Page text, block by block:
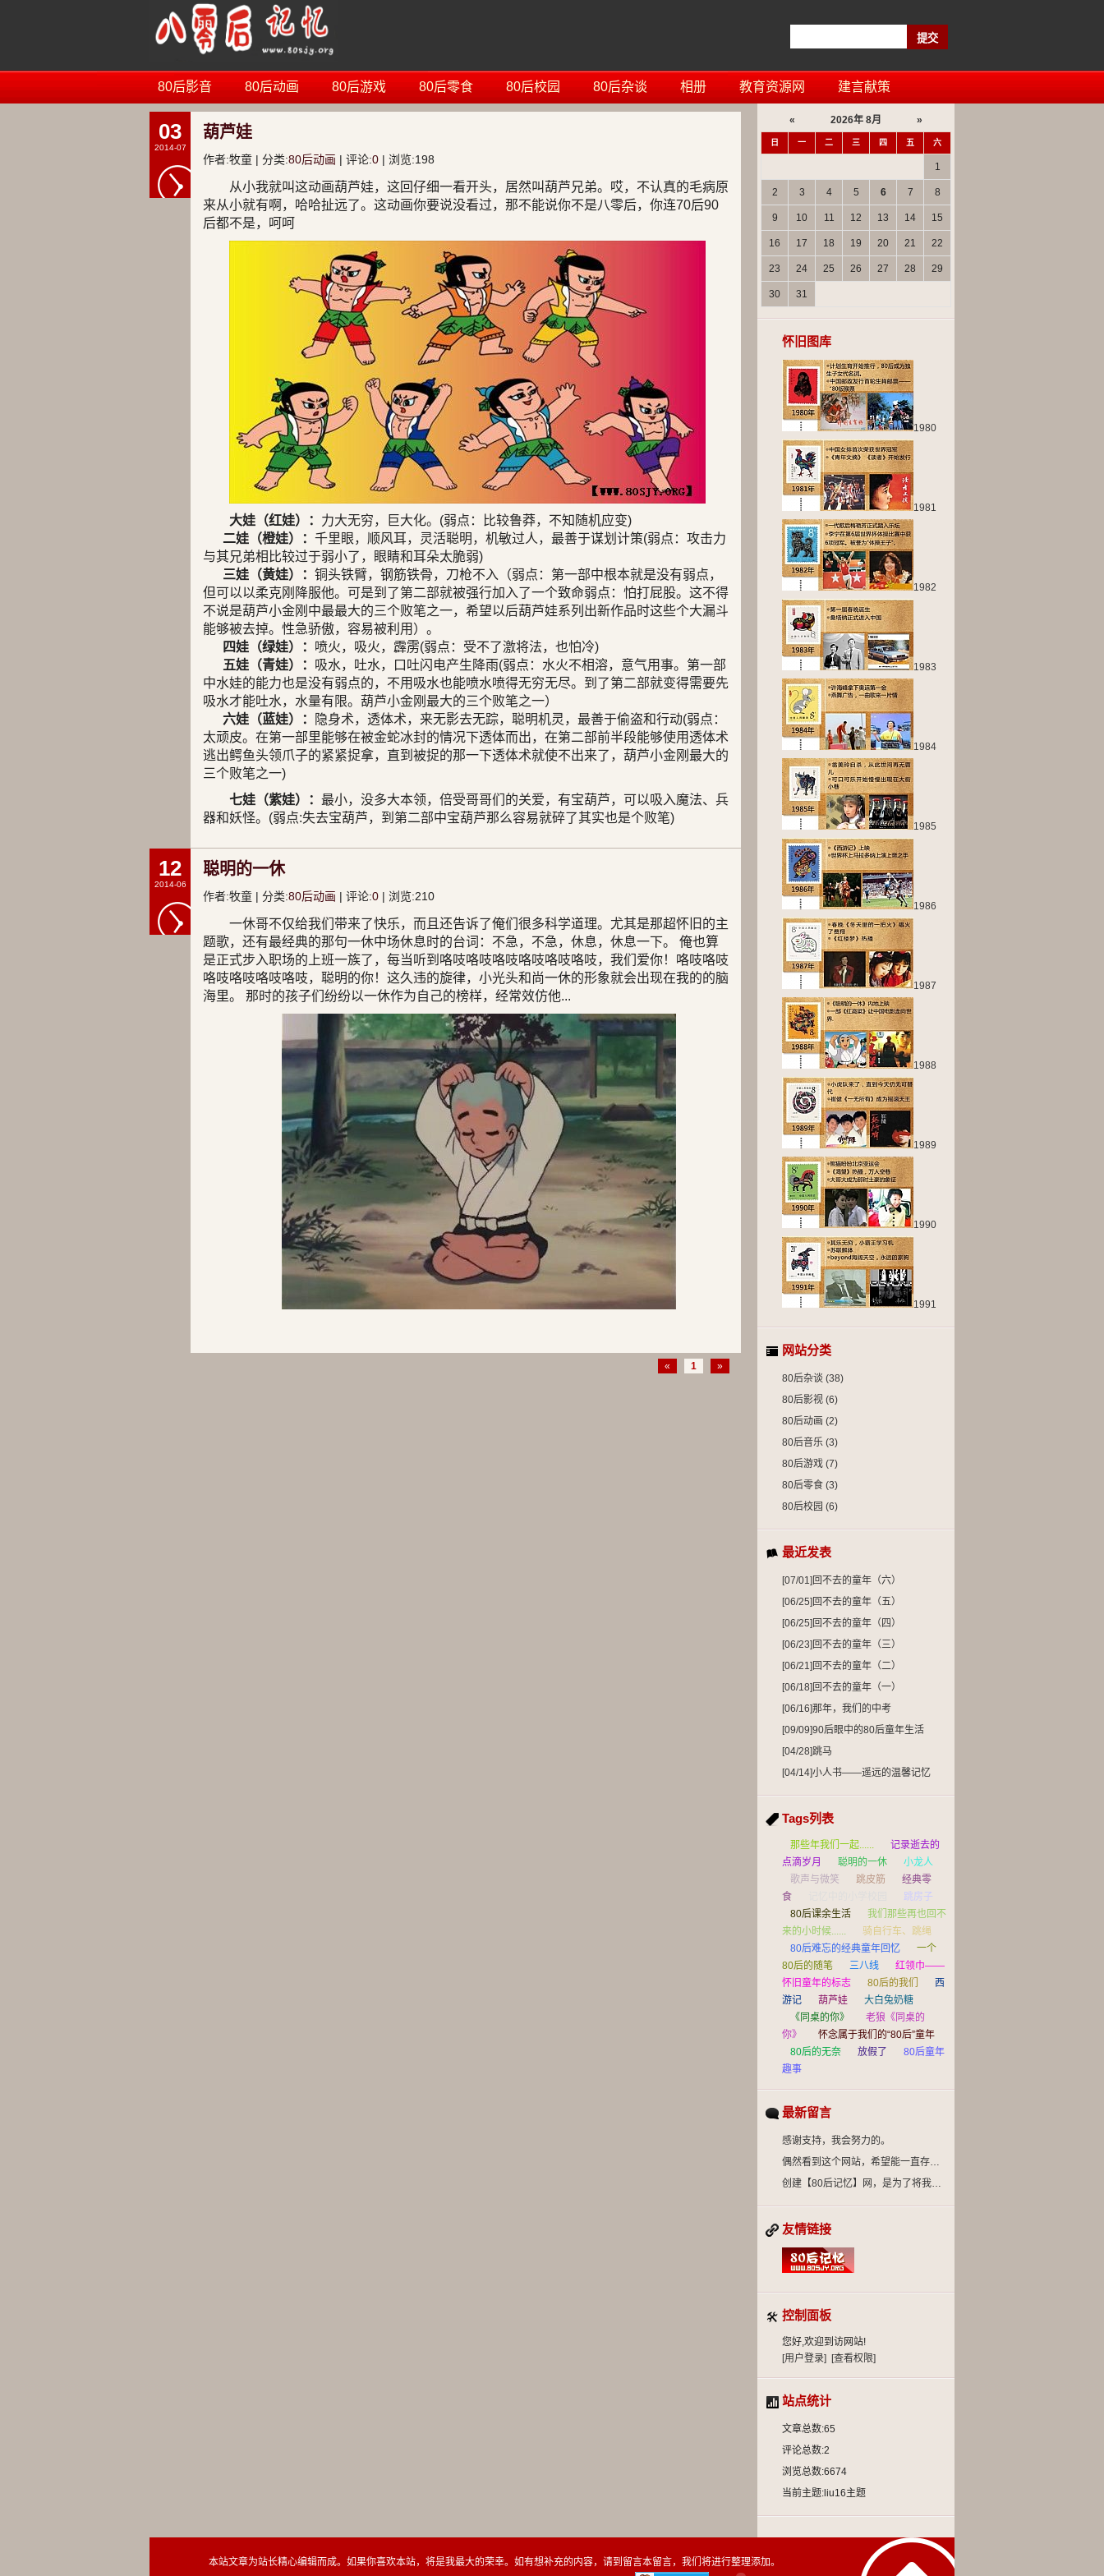
80后影音 80后动画 80后游戏 80后零食 80后校园 80后杂谈 相册 教育资源网 建言献策
03
2014-07
葫芦娃
作者:牧童 | 分类:80后动画 | 评论:0 | 浏览:198
从小我就叫这动画葫芦娃，这回仔细一看开头，居然叫葫芦兄弟。哎，不认真的毛病原
来从小就有啊，哈哈扯远了。这动画你要说没看过，那不能说你不是八零后，你连70后90
后都不是，呵呵
大娃（红娃）： 力大无穷，巨大化。(弱点：比较鲁莽，不知随机应变)
二娃（橙娃）： 千里眼，顺风耳，灵活聪明，机敏过人，最善于谋划计策(弱点：攻击力
与其兄弟相比较过于弱小了，眼睛和耳朵太脆弱)
三娃（黄娃）： 铜头铁臂，钢筋铁骨，刀枪不入（弱点：第一部中根本就是没有弱点，
但可以以柔克刚降服他。可是到了第二部就被强行加入了一个致命弱点：怕打屁股。这不得
不说是葫芦小金刚中最最大的三个败笔之一，希望以后葫芦娃系列出新作品时这些个大漏斗
能够被去掉。性急骄傲，容易被利用）。
四娃（绿娃）： 喷火，吸火，霹雳(弱点：受不了激将法，也怕冷)
五娃（青娃）： 吸水，吐水，口吐闪电产生降雨(弱点：水火不相溶，意气用事。第一部
中水娃的能力也是没有弱点的，不用吸水也能喷水喷得无穷无尽。到了第二部就变得需要先
吸水才能吐水，水量有限。葫芦小金刚最大的三个败笔之一）
六娃（蓝娃）：
隐身术，透体术，来无影去无踪，聪明机灵，最善于偷盗和行动(弱点：
太顽皮。在第一部里能够在被金蛇冰封的情况下透体而出，在第二部前半段能够使用透体术
逃出鳄鱼头领爪子的紧紧捉拿，直到被捉的那一下透体术就使不出来了，葫芦小金刚最大的
三个败笔之一)
七娃（紫娃）： 最小，没多大本领，倍受哥哥们的关爱，有宝葫芦，可以吸入魔法、兵
器和妖怪。(弱点:失去宝葫芦，到第二部中宝葫芦那么容易就碎了其实也是个败笔)
12
2014-06
聪明的一休
作者:牧童 | 分类:80后动画 | 评论:0 | 浏览:210
一休哥不仅给我们带来了快乐，而且还告诉了俺们很多科学道理。尤其是那超怀旧的主
题歌，还有最经典的那句一休中场休息时的台词：不急，不急，休息，休息一下。 俺也算
是正式步入职场的上班一族了，每当听到咯吱咯吱咯吱咯吱咯吱咯吱，我们爱你！咯吱咯吱
咯吱咯吱咯吱咯吱，聪明的你！这久违的旋律，小光头和尚一休的形象就会出现在我的的脑
海里。 那时的孩子们纷纷以一休作为自己的榜样，经常效仿他...
« 1 »
« 2026年 8月 »
日 一 二 三 四 五 六
1
2 3 4 5 6 7 8
9 10 11 12 13 14 15
16 17 18 19 20 21 22
23 24 25 26 27 28 29
30 31
怀旧图库
1980
1981
1982
1983
1984
1985
1986
1987
1988
1989
1990
1991
网站分类
80后杂谈 (38)
80后影视 (6)
80后动画 (2)
80后音乐 (3)
80后游戏 (7)
80后零食 (3)
80后校园 (6)
最近发表
[07/01] 回不去的童年（六）
[06/25] 回不去的童年（五）
[06/25] 回不去的童年（四）
[06/23] 回不去的童年（三）
[06/21] 回不去的童年（二）
[06/18] 回不去的童年（一）
[06/16]那年，我们的中考
[09/09]90后眼中的80后童年生活
[04/28]跳马
[04/14]小人书——遥远的温馨记忆
Tags列表
那些年我们一起......
记录逝去的
点滴岁月
聪明的一休
小龙人
歌声与微笑
跳皮筋
经典零
食
跳房子
80后课余生活
我们那些再也回不
来的小时候......
骑自行车、跳绳
80后难忘的经典童年回忆
一个
80后的随笔
三八线
红领巾——
怀旧童年的标志
80后的我们
西
游记
葫芦娃
大白兔奶糖
《同桌的你》
老狼《同桌的
你》
怀念属于我们的“80后”童年
80后的无奈
放假了
80后童年
趣事
最新留言
感谢支持，我会努力的。
偶然看到这个网站，希望能一直存在下去，毕
创建【80后记忆】网，是为了将我们儿时那
友情链接
控制面板
您好,欢迎到访网站!
[用户登录]
[查看权限]
站点统计
文章总数:65
评论总数:2
浏览总数:6674
当前主题:liu16主题
本站文章为站长精心编辑而成。如果你喜欢本站，将是我最大的荣幸。如有想补充的内容，请到留言本留言，我们将进行整理添加。